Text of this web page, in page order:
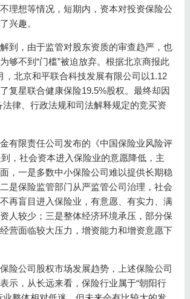
理想等情况，短期内，资本对投资保险公
兴趣。
到，由于监管对股东资质的审查趋严，也
够不到“门槛”被迫放弃。根据北京商报此
，北京和平联合科技发展有限公司以1.12
复星联合健康保险19.5%股权。最终却因
法律、行政法规和司法解释规定的竞买资
有限责任公司发布的《中国保险业风险评
，社会资本进入保险业的意愿降低，主
，一是多数中小保险公司难以提供长期稳
是保险监管部门从严监管公司治理，社会
再盲目进入保险业，有意愿、有实力、满
人较少；三是整体经济环境承压，部分保
营面临较大压力，增资能力和增资意愿下
险公司股权市场发展趋势，上述保险公司
示，从长远来看，保险行业属于“朝阳行